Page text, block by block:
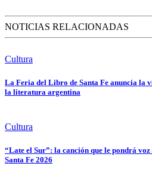
NOTICIAS RELACIONADAS
Cultura
La Feria del Libro de Santa Fe anuncia la
la literatura argentina
Cultura
“Late el Sur”: la canción que le pondrá
Santa Fe 2026